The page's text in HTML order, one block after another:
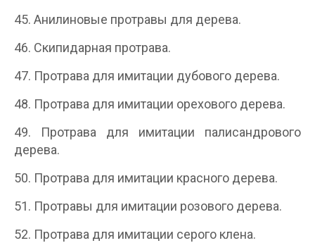
45. Анилиновые протравы для дерева.
46. Скипидарная протрава.
47. Протрава для имитации дубового дерева.
48. Протрава для имитации орехового дерева.
49. Протрава для имитации палисандрового
дерева.
50. Протрава для имитации красного дерева.
51. Протравы для имитации розового дерева.
52. Протрава для имитации серого клена.